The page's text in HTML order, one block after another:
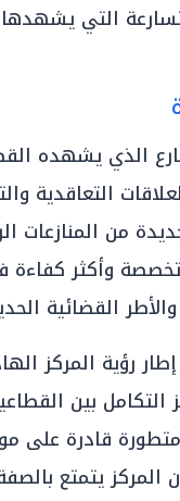
التي
الذي يشهده
التعاقدية
من المنازعات
وأكثر كفاءة
القضائية
رؤية المركز
التكامل بين
قادرة على
المركز يتمتع